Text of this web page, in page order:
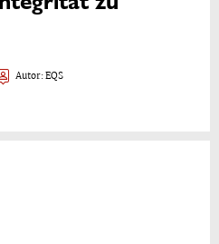
Autor: EQS